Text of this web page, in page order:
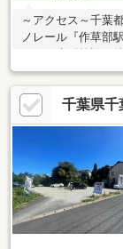
～アクセス～千葉
ノレール『作草部
更地渡し●約90.28
ーで建築できます
学校・・・徒歩約9
クス稲毛天台店・
約5分ヤックスド
局・・・徒歩約9
千葉県千